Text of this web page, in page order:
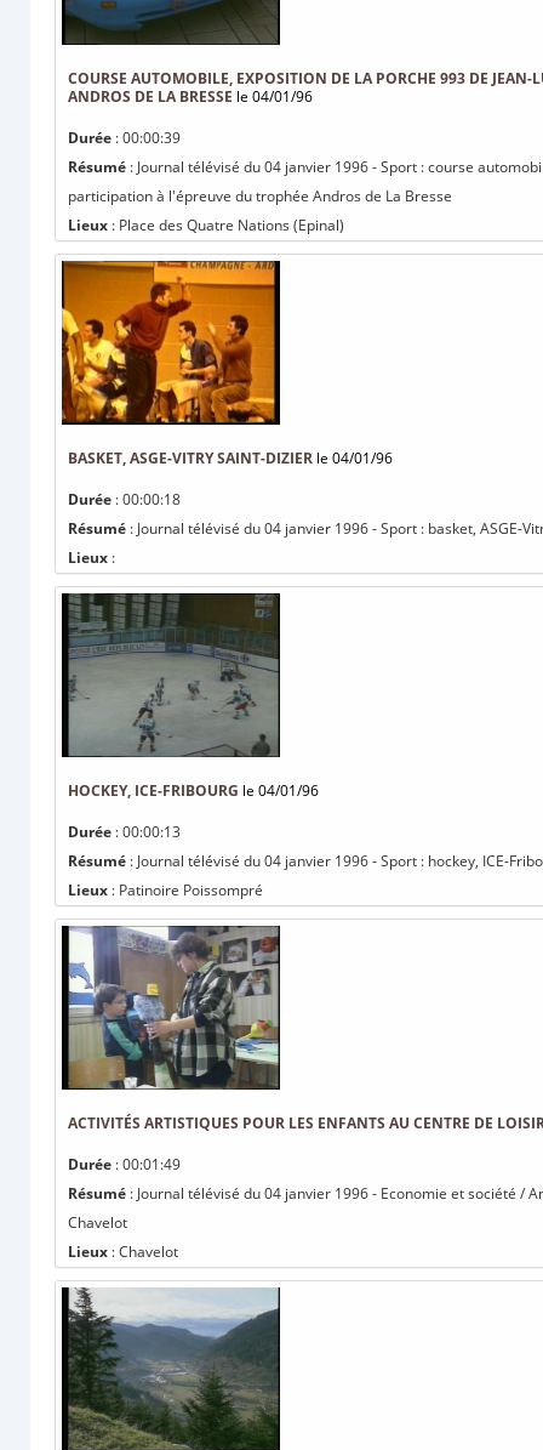
COURSE AUTOMOBILE, EXPOSITION DE LA PORCHE 993 DE
ANDROS DE LA BRESSE le 04/01/96
Durée : 00:00:39
Résumé : Journal télévisé du 04 janvier 1996 - Sport : course
participation à l'épreuve du trophée Andros de La Bresse
Lieux : Place des Quatre Nations (Epinal)
BASKET, ASGE-VITRY SAINT-DIZIER le 04/01/96
Durée : 00:00:18
Résumé : Journal télévisé du 04 janvier 1996 - Sport : basket, ASGE-
Lieux :
HOCKEY, ICE-FRIBOURG le 04/01/96
Durée : 00:00:13
Résumé : Journal télévisé du 04 janvier 1996 - Sport : hockey, ICE-
Lieux : Patinoire Poissompré
ACTIVITÉS ARTISTIQUES POUR LES ENFANTS AU CENTRE DE
Durée : 00:01:49
Résumé : Journal télévisé du 04 janvier 1996 - Economie et société
Chavelot
Lieux : Chavelot